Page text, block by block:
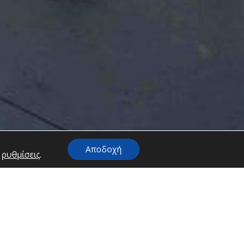
ρυθμίσεις. Αποδοχή